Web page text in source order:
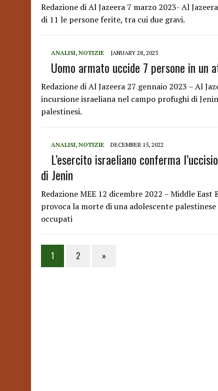
Redazione di Al Jazeera 7 marzo 2023- Al
di 11 le persone ferite, tra cui due gravi.
ANALISI, NOTIZIE JANUARY 28, 2023
Uomo armato uccide 7 persone in un
Redazione di Al Jazeera 27 gennaio 2023 – Al
incursione israeliana nel campo profughi di
palestinesi.
ANALISI, NOTIZIE DECEMBER 15, 2022
L’esercito israeliano conferma
di Jenin
Redazione MEE 12 dicembre 2022 – Middle
provoca la morte di una adolescente
occupati
Posts
pagination
1 2 »